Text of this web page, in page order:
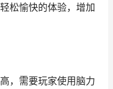
松愉快的体验，增加
，需要玩家使用脑力